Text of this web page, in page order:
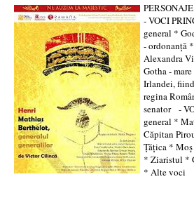
- VOCI
general *
- ordonanţă
Alexandra
Gotha -
Irlandei,
regina
senator -
general *
Căpitan
Ţăţica *
* Ziaristul *
* Alte voci